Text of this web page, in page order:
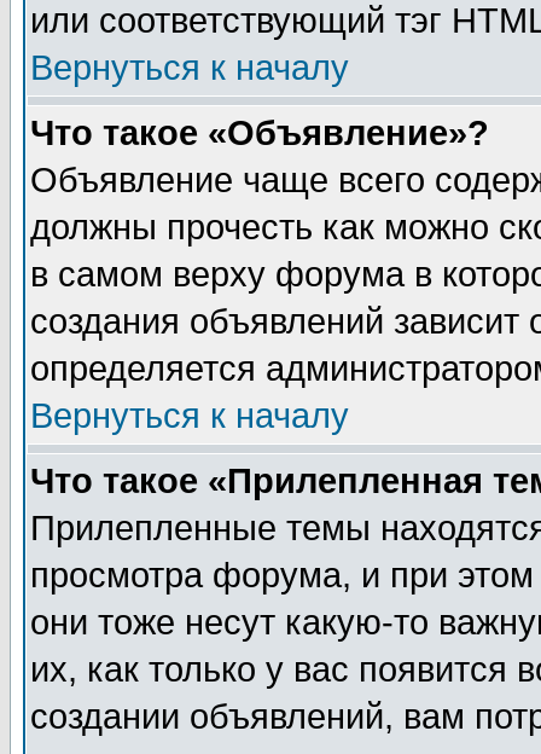
или соответствующий тэг
Вернуться к началу
Что такое «Объявление»?
Объявление чаще всего
должны прочесть как можно
в самом верху форума в
создания объявлений зависит
определяется
Вернуться к началу
Что такое «Прилепленная
Прилепленные темы
просмотра форума, и при
они тоже несут какую-то
их, как только у вас появится
создании объявлений, вам